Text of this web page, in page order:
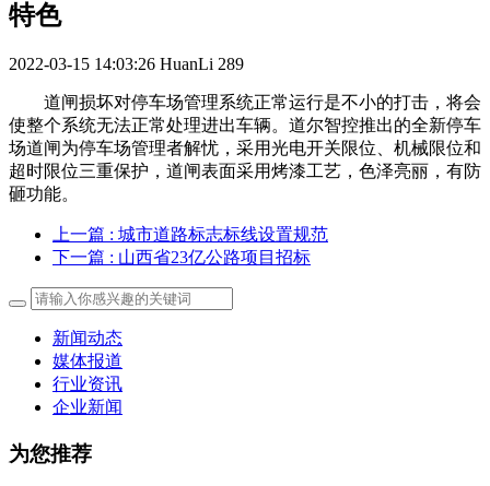
特色
2022-03-15 14:03:26 HuanLi 289
道闸损坏对停车场管理系统正常运行是不小的打击，将会
使整个系统无法正常处理进出车辆。道尔智控推出的全新停车
场道闸为停车场管理者解忧，采用光电开关限位、机械限位和
超时限位三重保护，道闸表面采用烤漆工艺，色泽亮丽，有防
砸功能。
上一篇 : 城市道路标志标线设置规范
下一篇 : 山西省23亿公路项目招标
新闻动态
媒体报道
行业资讯
企业新闻
为您推荐